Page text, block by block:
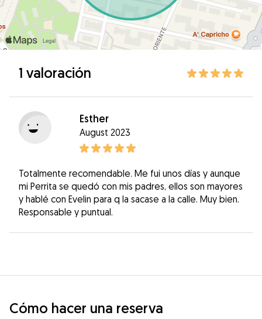
1 valoración
Esther
August 2023
Totalmente recomendable. Me fui unos días y aunque
mi Perrita se quedó con mis padres, ellos son mayores
y hablé con Evelin para q la sacase a la calle. Muy bien.
Responsable y puntual.
Cómo hacer una reserva